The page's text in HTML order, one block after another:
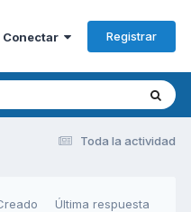
Conectar Registrar
Toda la actividad
Última respuesta